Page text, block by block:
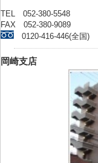
TEL 052-380-5548
FAX 052-380-9089
0120-416-446(全国)
岡崎支店